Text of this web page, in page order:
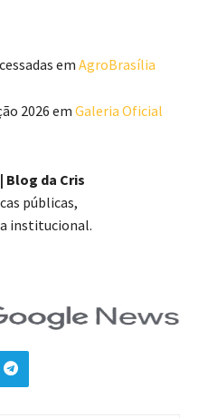
em AgroBrasília
2026 em Galeria Oficial
Blog da Cris
públicas,
institucional.